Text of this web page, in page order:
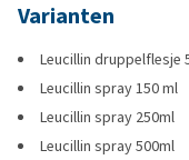
Varianten
Leucillin druppelflesje
Leucillin spray 150 ml
Leucillin spray 250ml
Leucillin spray 500ml